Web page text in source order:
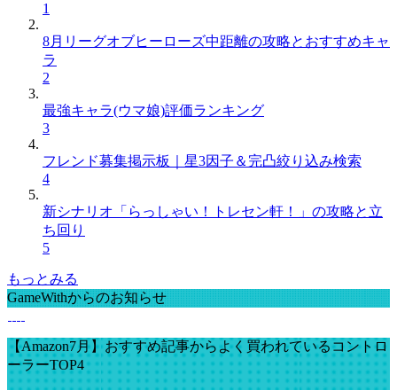
1
8月リーグオブヒーローズ中距離の攻略とおすすめキャ
ラ
2
最強キャラ(ウマ娘)評価ランキング
3
フレンド募集掲示板｜星3因子＆完凸絞り込み検索
4
新シナリオ「らっしゃい！トレセン軒！」の攻略と立
ち回り
5
もっとみる
GameWithからのお知らせ
【Amazon7月】おすすめ記事からよく買われているコントロ
ーラーTOP4